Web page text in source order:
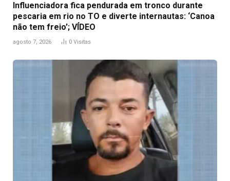
Influenciadora fica pendurada em tronco durante
pescaria em rio no TO e diverte internautas: ‘Canoa
não tem freio’; VÍDEO
agosto 7, 2026 0 Visitas